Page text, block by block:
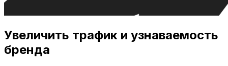
Увеличить трафик и узнаваемость
бренда